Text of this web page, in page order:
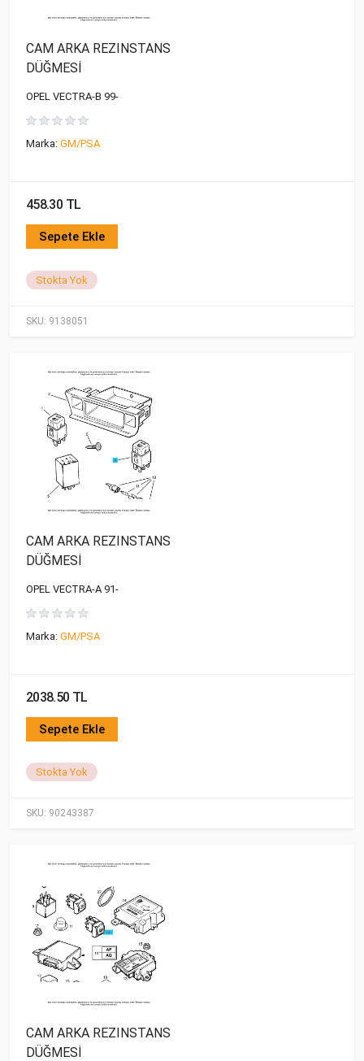
SKU: 9138051
CAM ARKA REZINSTANS
DÜĞMESİ
OPEL VECTRA-B 99-
Marka: GM/PSA
458.30 TL
Sepete Ekle
Stokta Yok
SKU: 90243387
CAM ARKA REZINSTANS
DÜĞMESİ
OPEL VECTRA-A 91-
Marka: GM/PSA
2038.50 TL
Sepete Ekle
Stokta Yok
CAM ARKA REZINSTANS
DÜĞMESİ